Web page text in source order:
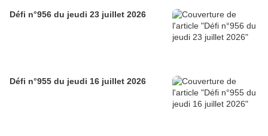
Défi n°956 du jeudi 23 juillet 2026
Défi n°955 du jeudi 16 juillet 2026